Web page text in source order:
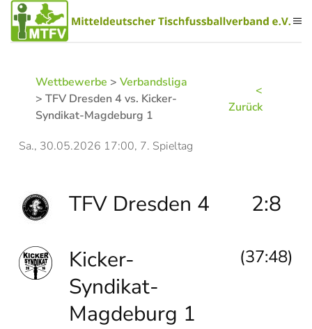
Zum Hauptinhalt springen
Wettbewerbe > Verbandsliga
> TFV Dresden 4 vs. Kicker-
Syndikat-Magdeburg 1
<
Zurück
Sa., 30.05.2026 17:00, 7. Spieltag
TFV Dresden 4 2:8
(37:48)
Kicker-
Syndikat-
Magdeburg 1